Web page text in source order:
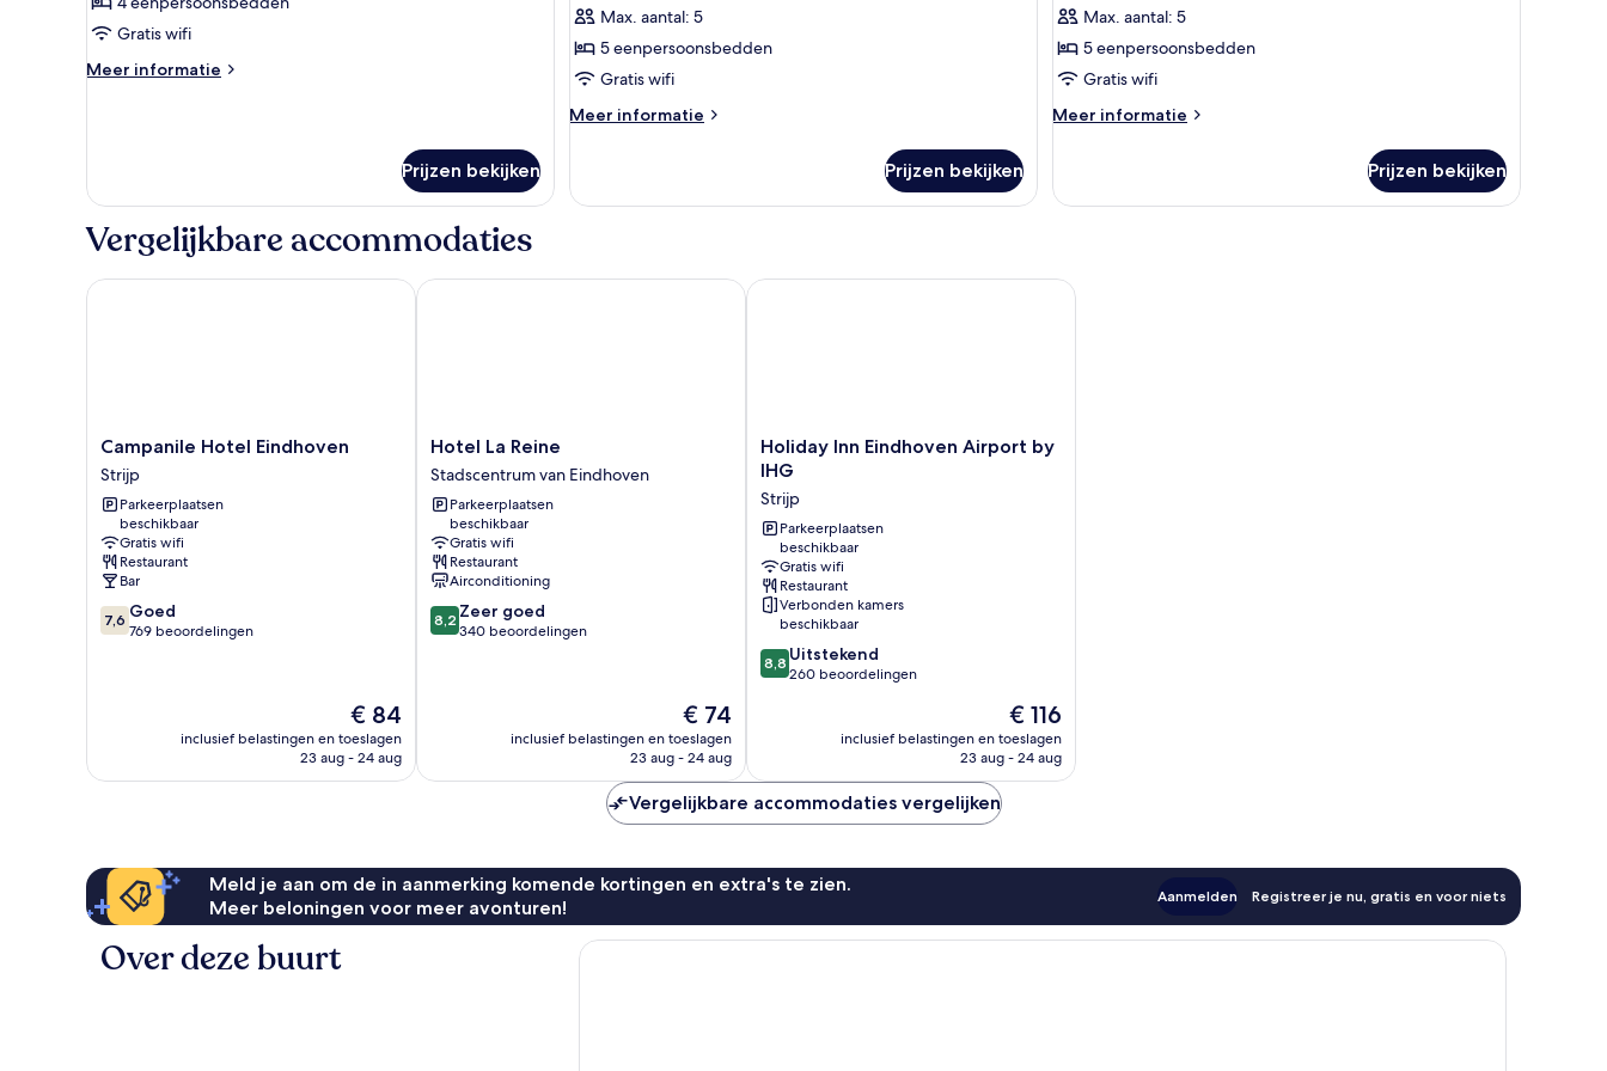
ladenGratis wifi
Meer informatie
Meer
Prijzen bekijken
ladenMax. aantal: 5
5 eenpersoonsbedden
Gratis wifi
Meer informatie
Meer
(Room
Prijzen bekijken
ladenMax. aantal: 5
5 eenpersoonsbedden
Gratis wifi
Meer informatie
Meer
(Room
Prijzen bekijken
Vergelijkbare accommodaties
Campanile
Hotel
Eindhoven
Strijp
Campanile Hotel Eindhoven
Strijp
Parkeerplaatsen
beschikbaar
Gratis wifi
Restaurant
Bar
7.6
van
7,6 Goed
769 beoordelingen
De
prijs
is
€ 84
inclusief belastingen en toeslagen
23 aug - 24 aug
Campanile Hotel Eindhoven
Hotel
La
Reine
Stadscentrum
van
Eindhoven
Hotel La Reine
Stadscentrum van Eindhoven
Parkeerplaatsen
beschikbaar
Gratis wifi
Restaurant
Airconditioning
8.2
van
beoordelingen
8,2 Zeer goed
340 beoordelingen
De
prijs
is
€ 74
inclusief belastingen en toeslagen
23 aug - 24 aug
Hotel La Reine
Holiday
Inn
Airport
by
IHG
Strijp
Holiday Inn Eindhoven Airport by
IHG
Strijp
Parkeerplaatsen
beschikbaar
Gratis wifi
Restaurant
Verbonden kamers
beschikbaar
8.8
van
8,8 Uitstekend
260 beoordelingen
De
prijs
is
€ 116
inclusief belastingen en toeslagen
23 aug - 24 aug
Holiday Inn Eindhoven Airport by IHG
Vergelijkbare accommodaties vergelijken
Meld je aan om de in aanmerking komende kortingen en extra's te zien.
Meer beloningen voor meer avonturen!
Aanmelden Registreer je nu, gratis en voor niets
Over deze buurt